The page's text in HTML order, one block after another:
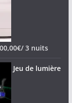
€/ 3 nuits
Jeu de lumière